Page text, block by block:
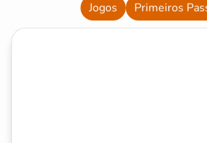
Jogos
Primeiros